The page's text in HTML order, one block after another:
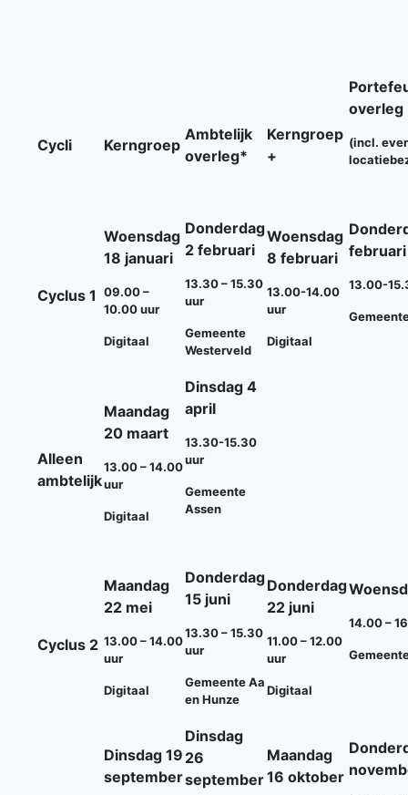
Cycli Kerngroep
Ambtelijk
overleg*
Kerngroep
+
overleg
(incl.
Cyclus 1
Woensdag
18 januari
09.00 –
10.00 uur
Digitaal
Donderdag
2 februari
13.30 – 15.30
uur
Gemeente
Westerveld
Woensdag
8 februari
13.00-14.00
uur
Digitaal
februari
13.00-
Alleen
ambtelijk
Maandag
20 maart
13.00 – 14.00
uur
Digitaal
Dinsdag 4
april
13.30-15.30
uur
Gemeente
Assen
Cyclus 2
Maandag
22 mei
13.00 – 14.00
uur
Digitaal
Donderdag
15 juni
13.30 – 15.30
uur
Gemeente Aa
en Hunze
Donderdag
22 juni
11.00 – 12.00
uur
Digitaal
14.00 –
Dinsdag 19
september
Dinsdag
26
september
Maandag
16 oktober